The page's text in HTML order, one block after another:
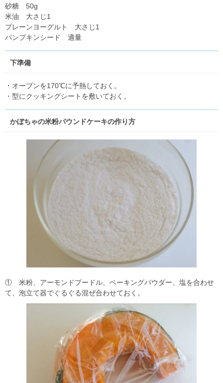
砂糖 50g
米油 大さじ1
プレーンヨーグルト 大さじ1
パンプキンシード 適量
下準備
・オーブンを170℃に予熱しておく。
・型にクッキングシートを敷いておく。
かぼちゃの米粉パウンドケーキの作り方
① 米粉、アーモンドプードル、ベーキングパウダー、塩を合わせ
て、泡立て器でぐるぐる混ぜ合わせておく。